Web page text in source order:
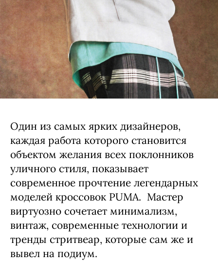
Один из самых ярких дизайнеров,
каждая работа которого становится
объектом желания всех поклонников
уличного стиля, показывает
современное прочтение легендарных
моделей кроссовок PUMA. Мастер
виртуозно сочетает минимализм,
винтаж, современные технологии и
тренды стритвеар, которые сам же и
вывел на подиум.